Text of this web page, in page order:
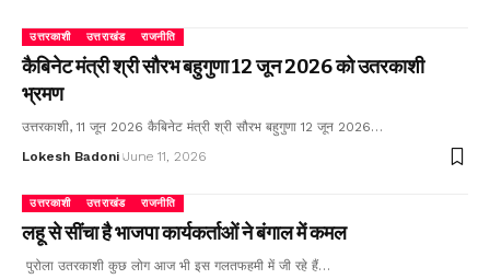
उत्तरकाशी उत्तराखंड राजनीति
कैबिनेट मंत्री श्री सौरभ बहुगुणा 12 जून 2026 को उतरकाशी
भ्रमण
उत्तरकाशी, 11 जून 2026 कैबिनेट मंत्री श्री सौरभ बहुगुणा 12 जून 2026…
Lokesh Badoni June 11, 2026
उत्तरकाशी उत्तराखंड राजनीति
लहू से सींचा है भाजपा कार्यकर्ताओं ने बंगाल में कमल
पुरोला उतरकाशी कुछ लोग आज भी इस गलतफहमी में जी रहे हैं…